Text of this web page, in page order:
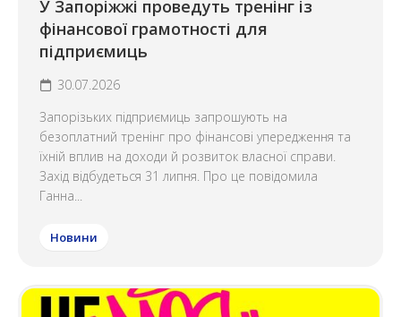
У Запоріжжі проведуть тренінг із
фінансової грамотності для
підприємиць
30.07.2026
Запорізьких підприємиць запрошують на
безоплатний тренінг про фінансові упередження та
їхній вплив на доходи й розвиток власної справи.
Захід відбудеться 31 липня. Про це повідомила
Ганна...
Новини